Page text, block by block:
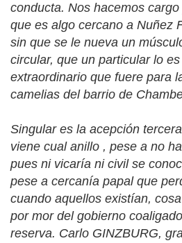
conducta. Nos hacemos
que es algo cercano a Nuñez
sin que se le nueva un
circular, que un particular lo
extraordinario que fuere para
camelias del barrio de
Singular es la acepción
viene cual anillo , pese a no
pues ni vicaría ni civil se
pese a cercanía papal que
cuando aquellos existían,
por mor del gobierno
reserva. Carlo GINZBURG,